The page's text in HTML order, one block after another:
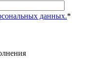
данных.*